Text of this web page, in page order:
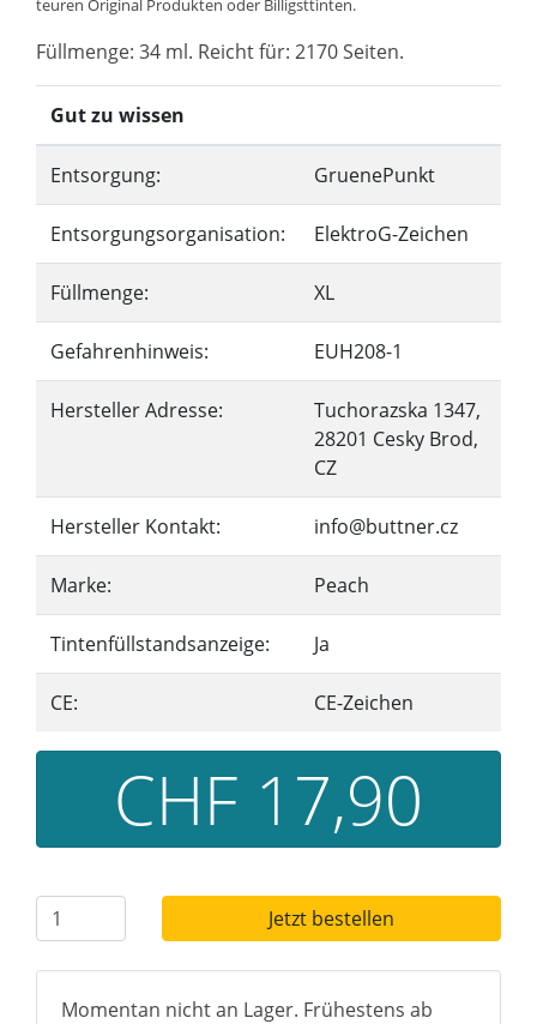
teuren Original Produkten oder Billigsttinten.
Füllmenge: 34 ml. Reicht für: 2170 Seiten.
Gut zu wissen
Entsorgung: GruenePunkt
Entsorgungsorganisation: ElektroG-Zeichen
Füllmenge: XL
Gefahrenhinweis: EUH208-1
Hersteller Adresse:
Tuchorazska 1347,
28201 Cesky Brod,
CZ
Hersteller Kontakt: info@buttner.cz
Marke: Peach
Tintenfüllstandsanzeige: Ja
CE: CE-Zeichen
CHF 17,90
Jetzt bestellen
Momentan nicht an Lager. Frühestens ab